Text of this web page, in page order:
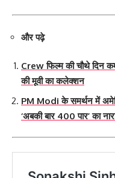
और पढ़े
Crew फिल्म की चौथे दिन
की मूवी का कलेक्शन
PM Modi के समर्थन में
‘अबकी बार 400 पार’ का